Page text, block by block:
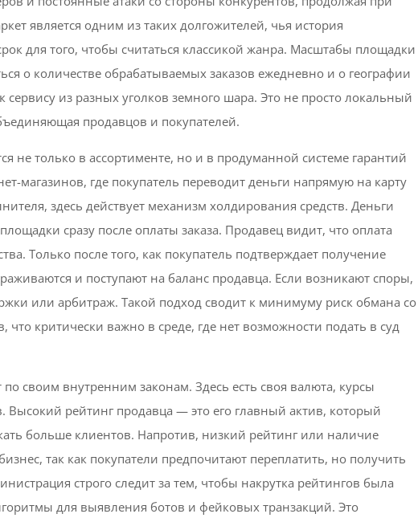
является одним из таких долгожителей, чья история
для того, чтобы считаться классикой жанра. Масштабы площадки
о количестве обрабатываемых заказов ежедневно и о географии
сервису из разных уголков земного шара. Это не просто локальный
продавцов и покупателей.
не только в ассортименте, но и в продуманной системе гарантий
магазинов, где покупатель переводит деньги напрямую на карту
здесь действует механизм холдирования средств. Деньги
сразу после оплаты заказа. Продавец видит, что оплата
Только после того, как покупатель подтверждает получение
и поступают на баланс продавца. Если возникают споры,
или арбитраж. Такой подход сводит к минимуму риск обмана со
что критически важно в среде, где нет возможности подать в суд
своим внутренним законам. Здесь есть своя валюта, курсы
Высокий рейтинг продавца — это его главный актив, который
больше клиентов. Напротив, низкий рейтинг или наличие
так как покупатели предпочитают переплатить, но получить
строго следит за тем, чтобы накрутка рейтингов была
для выявления ботов и фейковых транзакций. Это